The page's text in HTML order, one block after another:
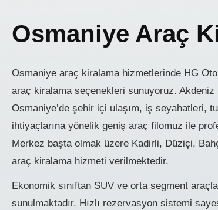
Osmaniye Araç
Osmaniye araç kiralama hizmetlerinde HG
araç kiralama seçenekleri sunuyoruz.
Osmaniye’de şehir içi ulaşım, iş seyahatleri,
ihtiyaçlarına yönelik geniş araç filomuz ile
Merkez başta olmak üzere Kadirli, Düziçi,
araç kiralama hizmeti verilmektedir.
Ekonomik sınıftan SUV ve orta segment
sunulmaktadır. Hızlı rezervasyon sistemi